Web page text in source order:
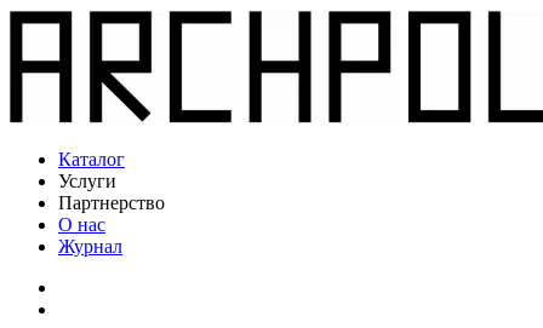
Каталог
Услуги
Партнерство
О нас
Журнал